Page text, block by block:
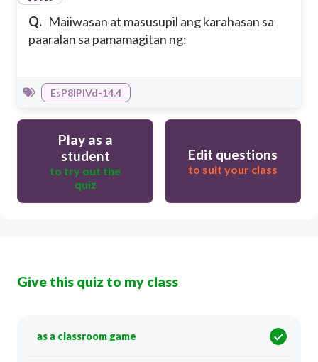
Q. Maiiwasan at masusupil ang karahasan sa
paaralan sa pamamagitan ng:
EsP8IPIVd-14.4
Play as a
student
to try out the
quiz
Edit questions
to suit your class
Give this quiz to my class
as a classroom game